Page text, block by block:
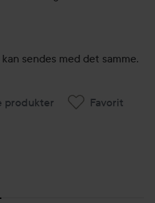
sendes med det samme.
produkter Favorit